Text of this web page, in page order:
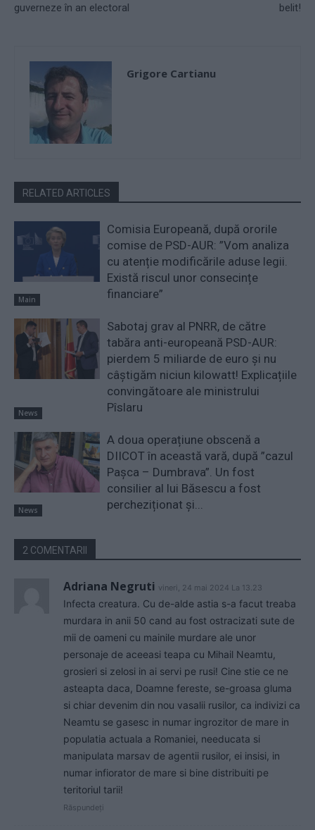
guverneze în an electoral
belit!
Grigore Cartianu
RELATED ARTICLES
Main
Comisia Europeană, după ororile
comise de PSD-AUR: ”Vom analiza
cu atenție modificările aduse legii.
Există riscul unor consecințe
financiare”
News
Sabotaj grav al PNRR, de către
tabăra anti-europeană PSD-AUR:
pierdem 5 miliarde de euro și nu
câștigăm niciun kilowatt! Explicațiile
convingătoare ale ministrului
Pîslaru
News
A doua operațiune obscenă a
DIICOT în această vară, după ”cazul
Pașca – Dumbrava”. Un fost
consilier al lui Băsescu a fost
percheziționat și...
2 COMENTARII
Adriana Negruti vineri, 24 mai 2024 La 13.23
Infecta creatura. Cu de-alde astia s-a facut treaba
murdara in anii 50 cand au fost ostracizati sute de
mii de oameni cu mainile murdare ale unor
personaje de aceeasi teapa cu Mihail Neamtu,
grosieri si zelosi in ai servi pe rusi! Cine stie ce ne
asteapta daca, Doamne fereste, se-groasa gluma
si chiar devenim din nou vasalii rusilor, ca indivizi ca
Neamtu se gasesc in numar ingrozitor de mare in
populatia actuala a Romaniei, needucata si
manipulata marsav de agentii rusilor, ei insisi, in
numar infiorator de mare si bine distribuiti pe
teritoriul tarii!
Răspundeți